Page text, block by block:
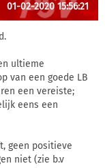
01-02-2020 15:56:21
ultieme
van een goede LB
een vereiste;
eens een
geen positieve
niet (zie b.v